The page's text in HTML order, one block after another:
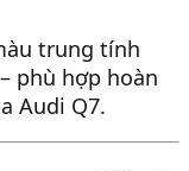
trung tính
– phù hợp hoàn
Audi Q7.